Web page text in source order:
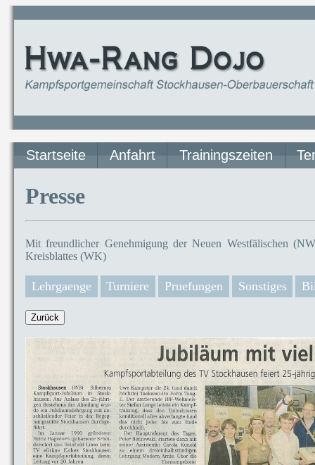
Startseite Anfahrt Trainingszeiten
Presse
Mit freundlicher Genehmigung der Neuen Westfälischen
Kreisblattes (WK)
Lehrgaenge Turniere Pruefungen Sonstiges